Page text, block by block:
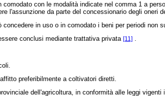
con le modalità indicate nel comma 1 a
l'assunzione da parte del concessionario degli oneri
in uso o in comodato i beni per periodi non
conclusi mediante trattativa privata [11] .
preferibilmente a coltivatori diretti.
dell'agricoltura, in conformità alle leggi vigenti